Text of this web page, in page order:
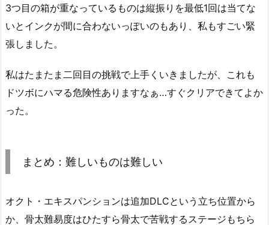
3つ目の箱が重なっているものは縦振りを最低1回は当てな
いとインクが間に合わないっぽいのもあり、私もすごい緊
張しました。
私はたまたま二回目の挑戦で上手くいきましたが、これも
ドツボにハマる危険性ありますなぁ…すぐクリアできてよか
った。
まとめ：難しいものは難しい
オクト・エキスパンションは追加DLCという立ち位置から
か、骨太難易度はひたすら骨太で苦戦するステージもちら